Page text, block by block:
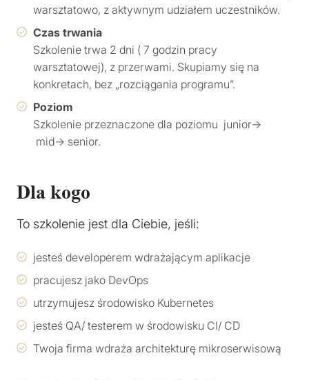
warsztatowo, z aktywnym udziałem uczestników.
Czas trwania
Szkolenie trwa 2 dni ( 7 godzin pracy
warsztatowej), z przerwami. Skupiamy się na
konkretach, bez „rozciągania programu”.
Poziom
Szkolenie przeznaczone dla poziomu junior→
mid→ senior.
Dla kogo
To szkolenie jest dla Ciebie, jeśli:
jesteś developerem wdrażającym aplikacje
pracujesz jako DevOps
utrzymujesz środowisko Kubernetes
jesteś QA/ testerem w środowisku CI/ CD
Twoja firma wdraża architekturę mikroserwisową